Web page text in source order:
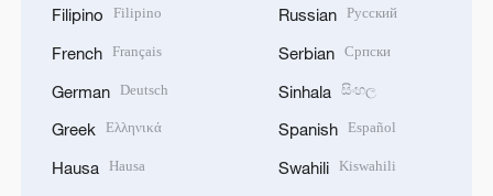
Filipino Filipino
French Français
German Deutsch
Greek Ελληνικά
Hausa Hausa
Russian Русский
Serbian Српски
Sinhala සිංහල
Spanish Español
Swahili Kiswahili